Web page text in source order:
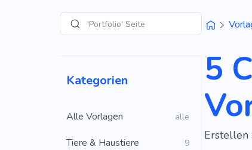
Suche'Portfolio' Seiten
Kategorien
Alle Vorlagen alle
Tiere & Haustiere 9
5
Erstellen